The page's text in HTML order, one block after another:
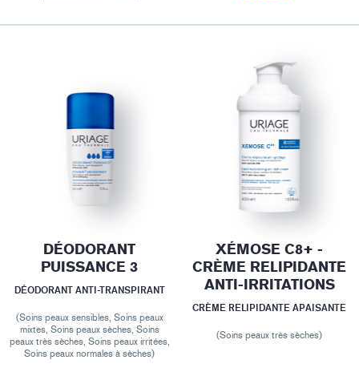
DÉODORANT
PUISSANCE 3
DÉODORANT ANTI-TRANSPIRANT
(Soins peaux sensibles, Soins peaux
mixtes, Soins peaux sèches, Soins
peaux très sèches, Soins peaux irritées,
Soins peaux normales à sèches)
XÉMOSE C8+ -
CRÈME RELIPIDANTE
ANTI-IRRITATIONS
CRÈME RELIPIDANTE APAISANTE
(Soins peaux très sèches)